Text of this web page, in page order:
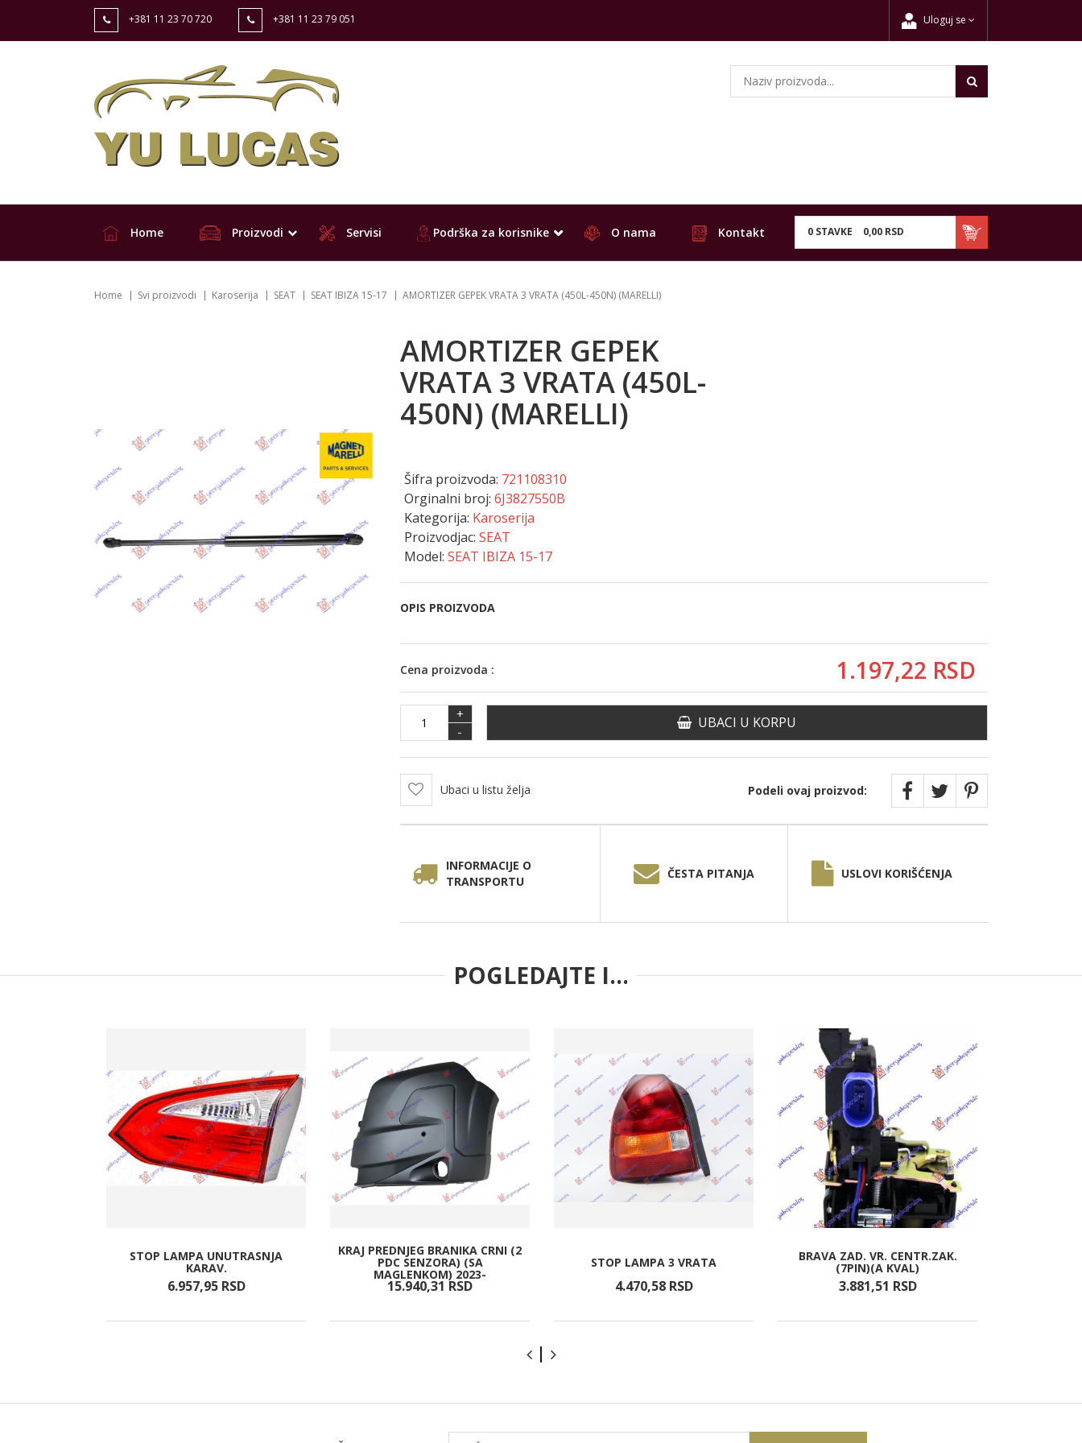
+381 11 23 70 720 +381 11 23 79 051 Uloguj se
0 STAVKE 0,00 RSD
Home Proizvodi Servisi Podrška za korisnike O nama Kontakt
Home Svi proizvodi Karoserija SEAT SEAT IBIZA 15-17 AMORTIZER GEPEK VRATA 3 VRATA (450L-450N) (MARELLI)
AMORTIZER GEPEK
VRATA 3 VRATA (450L-
450N) (MARELLI)
Šifra proizvoda: 721108310
Orginalni broj: 6J3827550B
Kategorija: Karoserija
Proizvodjac: SEAT
Model: SEAT IBIZA 15-17
OPIS PROIZVODA
Cena proizvoda : 1.197,22 RSD
+
-
UBACI U KORPU
Ubaci u listu želja Podeli ovaj proizvod:
INFORMACIJE O
TRANSPORTU
ČESTA PITANJA USLOVI KORIŠĆENJA
POGLEDAJTE I...
STOP LAMPA UNUTRASNJA
KARAV.
6.957,95 RSD
KRAJ PREDNJEG BRANIKA CRNI (2
PDC SENZORA) (SA
MAGLENKOM) 2023-
15.940,31 RSD
STOP LAMPA 3 VRATA
4.470,58 RSD
BRAVA ZAD. VR. CENTR.ZAK.
(7PIN)(A KVAL)
3.881,51 RSD